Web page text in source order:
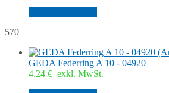
570
GEDA Federring A 10 - 04920
4,24 € exkl. MwSt.